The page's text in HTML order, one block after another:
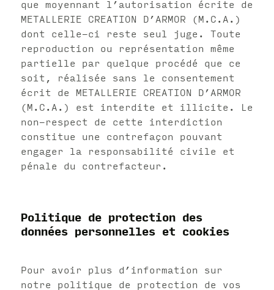
que moyennant l’autorisation écrite de
METALLERIE CREATION D’ARMOR (M.C.A.)
dont celle-ci reste seul juge. Toute
reproduction ou représentation même
partielle par quelque procédé que ce
soit, réalisée sans le consentement
écrit de METALLERIE CREATION D’ARMOR
(M.C.A.) est interdite et illicite. Le
non-respect de cette interdiction
constitue une contrefaçon pouvant
engager la responsabilité civile et
pénale du contrefacteur.
Politique de protection des
données personnelles et cookies
Pour avoir plus d’information sur
notre politique de protection de vos